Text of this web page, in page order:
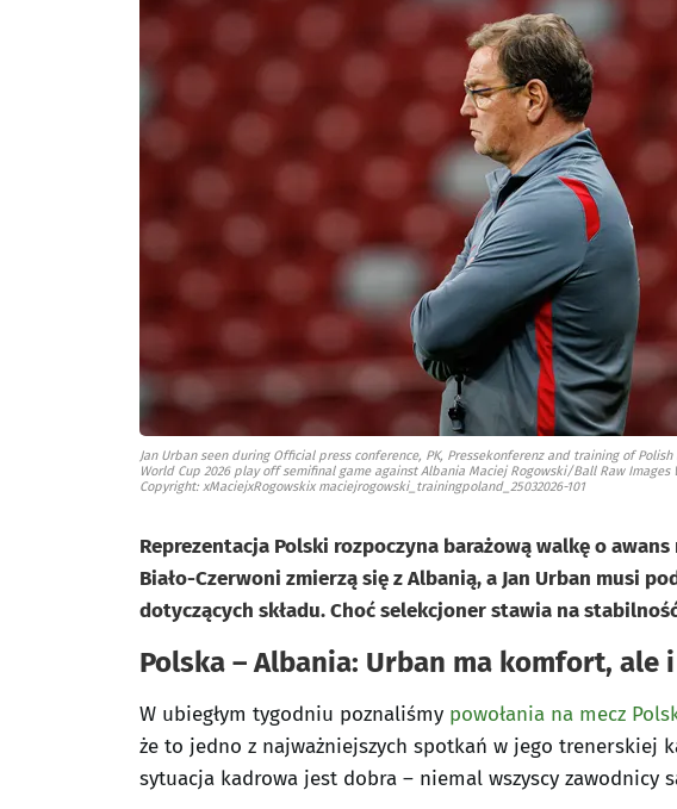
Jan Urban seen during Official press conference, PK, Pressekonferenz and training of
World Cup 2026 play off semifinal game against Albania Maciej Rogowski/Ball Raw Images
Copyright: xMaciejxRogowskix maciejrogowski_trainingpoland_25032026-101
Reprezentacja Polski rozpoczyna barażową walkę o
Biało-Czerwoni zmierzą się z Albanią, a Jan Urban musi
dotyczących składu. Choć selekcjoner stawia na
Polska – Albania: Urban ma komfort, ale
W ubiegłym tygodniu poznaliśmy powołania na mecz
że to jedno z najważniejszych spotkań w jego trenerskiej
sytuacja kadrowa jest dobra – niemal wszyscy zawodnicy